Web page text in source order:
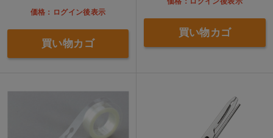
価格：ログイン後表示
買い物カゴ
買い物カゴ